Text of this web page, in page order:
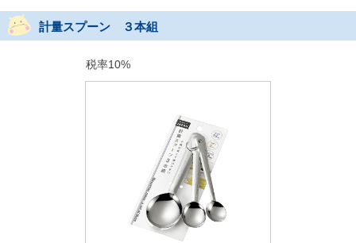
計量スプーン ３本組
税率10%